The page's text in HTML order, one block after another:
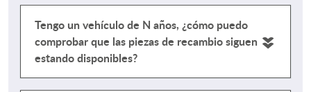
Tengo un vehículo de N años, ¿cómo puedo
comprobar que las piezas de recambio siguen
estando disponibles?